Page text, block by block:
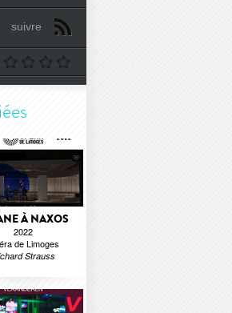
suivre
À NAXOS
2022
de Limoges
Strauss